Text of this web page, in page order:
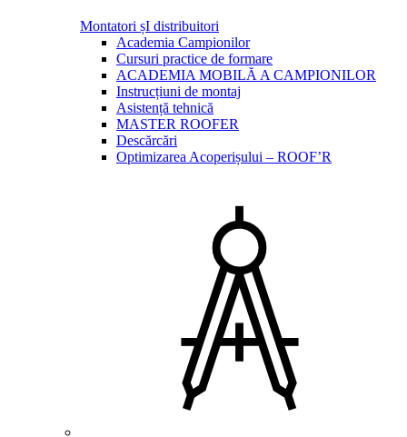
Montatori șI distribuitori
Academia Campionilor
Cursuri practice de formare
ACADEMIA MOBILĂ A CAMPIONILOR
Instrucțiuni de montaj
Asistență tehnică
MASTER ROOFER
Descărcări
Optimizarea Acoperișului – ROOF’R